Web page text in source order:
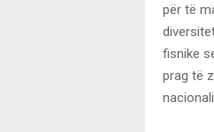
për të
fisnike
prag të